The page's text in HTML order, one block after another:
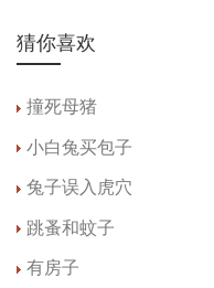
猜你喜欢
撞死母猪
小白兔买包子
兔子误入虎穴
跳蚤和蚊子
有房子